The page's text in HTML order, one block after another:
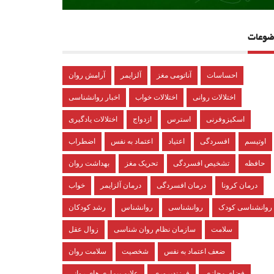
آرامش روان آلزایمر آناتومی مغز احساسات
اخبار روانشناسی اختلالات خواب اختلالات روانی
اختلالات یادگیری ازدواج استرس اسکیزوفرنی
اضطراب اعتماد به نفس اعتیاد افسردگی اوتیسم
بهداشت روان تحریک مغز تشخیص افسردگی حافظه
خواب درمان آلزایمر درمان افسردگی درمان کرونا
رشد کودکان روانشناس روانشناسی روانشناسی کودک
زوال عقل سازمان نظام روان شناسی سلامت
سلامت روان شخصیت ضعف اعتماد به نفس